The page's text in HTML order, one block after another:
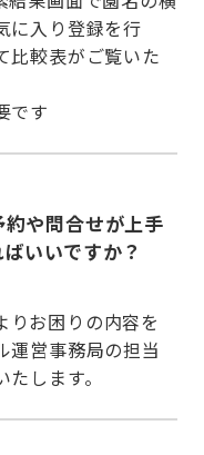
に入り登録を行
比較表がご覧いた
です
や問合せが上手
いいですか？
りお困りの内容を
運営事務局の担当
します。